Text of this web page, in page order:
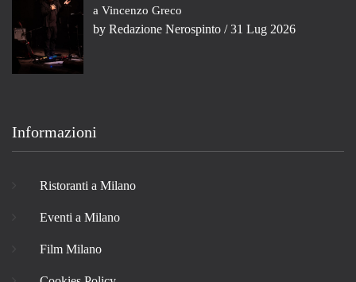
a Vincenzo Greco
by Redazione Nerospinto / 31 Lug 2026
Informazioni
Ristoranti a Milano
Eventi a Milano
Film Milano